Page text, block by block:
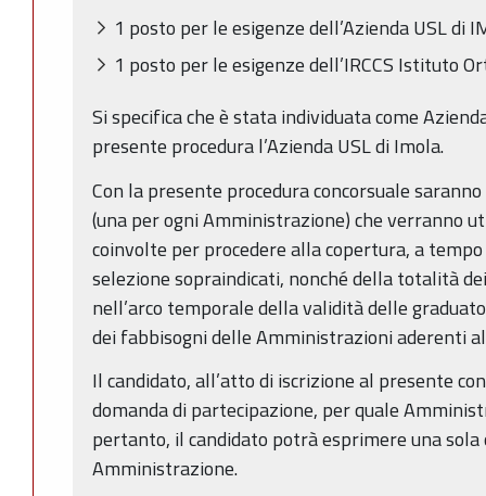
1 posto per le esigenze dell’Azienda USL di
1 posto per le esigenze dell’IRCCS Istituto
Si specifica che è stata individuata come
presente procedura l’Azienda USL di Imola.
Con la presente procedura concorsuale
(una per ogni Amministrazione) che verranno
coinvolte per procedere alla copertura, a
selezione sopraindicati, nonché della totalità
nell’arco temporale della validità delle
dei fabbisogni delle Amministrazioni aderenti
Il candidato, all’atto di iscrizione al presente
domanda di partecipazione, per quale
pertanto, il candidato potrà esprimere una sola
Amministrazione.